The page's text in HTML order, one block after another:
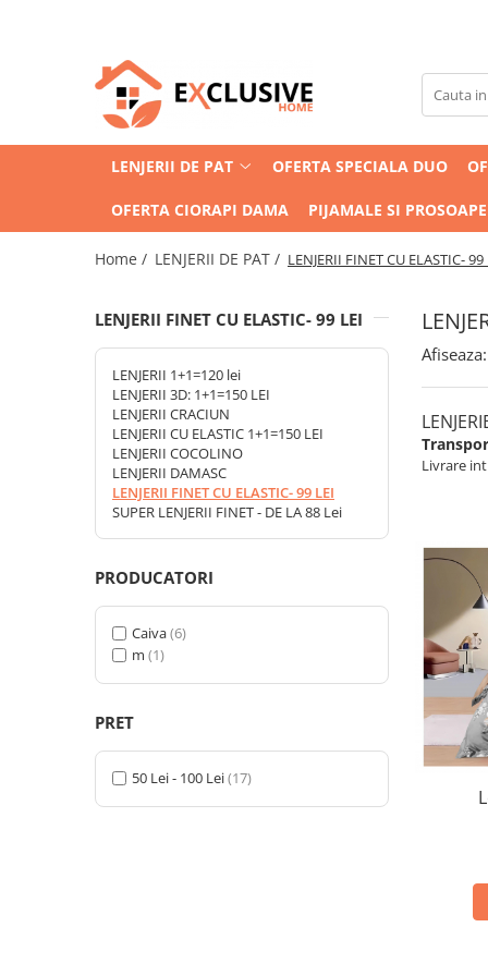
LENJERII DE PAT
LENJERII 1+1=120 lei
LENJERII 3D: 1+1=150 LEI
LENJERII CU ELASTIC 1+1=150 LEI
LENJERII COCOLINO
LENJERII FINET CU ELASTIC- 99 LEI
SUPER LENJERII FINET - DE LA 88
COVOARE
COVOARE DORMITOR/LIVING
COVOARE BUCATARIE
SET COVOARE BAIE - 80 LEI
HUSE DE PAT
HUSE DE PAT - COCOLINO
HUSE 1+1 = 99 Lei
PIJAMALE SI PROSOAPE
PIJAMALE - OFERTA TRIO
OFERTA PROSOAPE = 2 SETURI
COMPLETE = 99 LEI
PROSOAPE BUMBAC 100%
OFERTA DUO : 2 PĂTURI LA 99 LEI
PATURI gofrate - reduse la 69 LEI
OFERTA TRIO:3 PĂTURI
PATURA GROASA CU BATA
PILOTE/PERNE
Pilote/Perne 1
Pilote de Vara
LENJERII DE PAT OFERTA SPECIALA DUO
OFERTA CIORAPI DAMA PIJAMALE SI PROSOAPE
Home / LENJERII DE PAT / LENJERII FINET CU ELASTIC- 99
LENJERII FINET CU ELASTIC- 99 LEI
LENJERII 1+1=120 lei
LENJERII 3D: 1+1=150 LEI
LENJERII CRACIUN
LENJERII CU ELASTIC 1+1=150 LEI
LENJERII COCOLINO
LENJERII DAMASC
LENJERII FINET CU ELASTIC- 99 LEI
SUPER LENJERII FINET - DE LA 88 Lei
PRODUCATORI
Caiva(6)
m (1)
PRET
50 Lei - 100 Lei(17)
Afiseaza:
Livrare